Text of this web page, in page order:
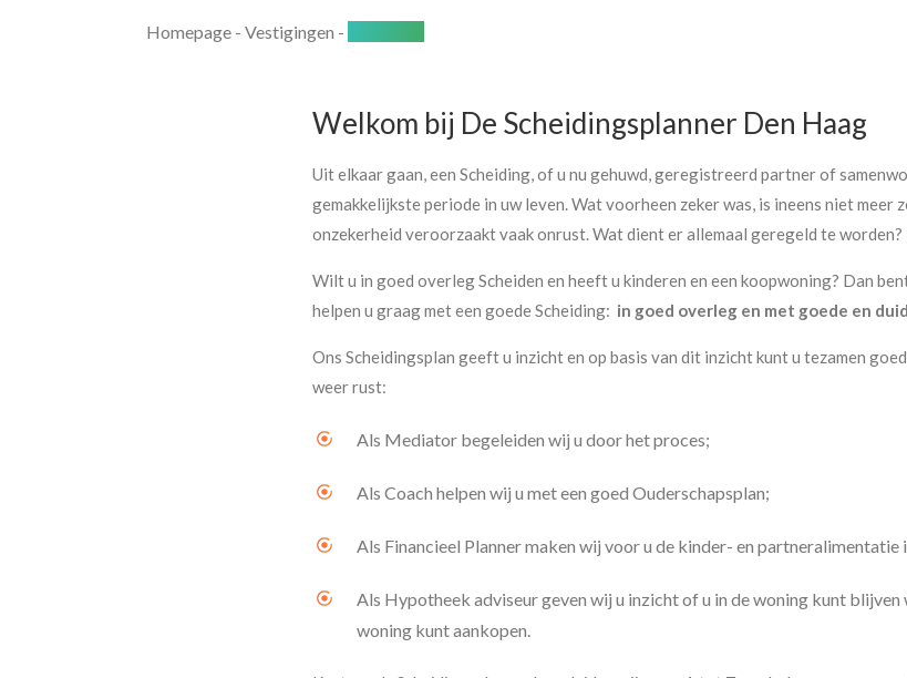
Homepage - Vestigingen -
Welkom bij De Scheidingsplanner Den Haag
Uit elkaar gaan, een Scheiding, of u nu gehuwd, geregistreerd partner of
gemakkelijkste periode in uw leven. Wat voorheen zeker was, is ineens niet meer
onzekerheid veroorzaakt vaak onrust. Wat dient er allemaal geregeld te worden?
Wilt u in goed overleg Scheiden en heeft u kinderen en een koopwoning? Dan
helpen u graag met een goede Scheiding: in goed overleg en met goede en
Ons Scheidingsplan geeft u inzicht en op basis van dit inzicht kunt u tezamen
weer rust:
Als Mediator begeleiden wij u door het proces;
Als Coach helpen wij u met een goed Ouderschapsplan;
Als Financieel Planner maken wij voor u de kinder- en
Als Hypotheek adviseur geven wij u inzicht of u in de woning kunt blijven
woning kunt aankopen.